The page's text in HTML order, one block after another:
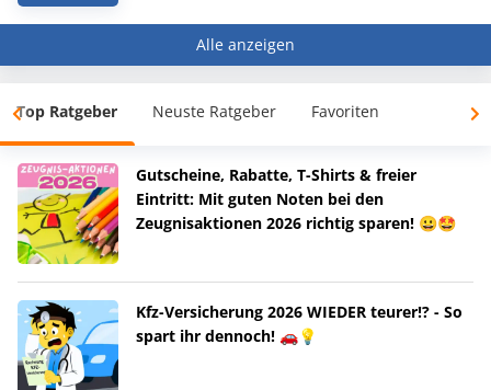
Alle anzeigen
Top Ratgeber Neuste Ratgeber Favoriten
Gutscheine, Rabatte, T-Shirts & freier
Eintritt: Mit guten Noten bei den
Zeugnisaktionen 2026 richtig sparen! 😀🤩
Kfz-Versicherung 2026 WIEDER teurer!? - So
spart ihr dennoch! 🚗💡